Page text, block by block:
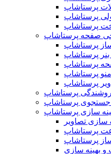
پرستاشاپ
پرستاشاپ
پرستاشاپ
صفحه پرستاشاپ
پرستاشاپ
پرستاشاپ
پرستاشاپ
پرستاشاپ
پرستاشاپ
پرستاشاپ
جستجوی پرستاشاپ
سازی پرستاشاپ
سازی تصاویر
پرستاشاپ
پرستاشاپ